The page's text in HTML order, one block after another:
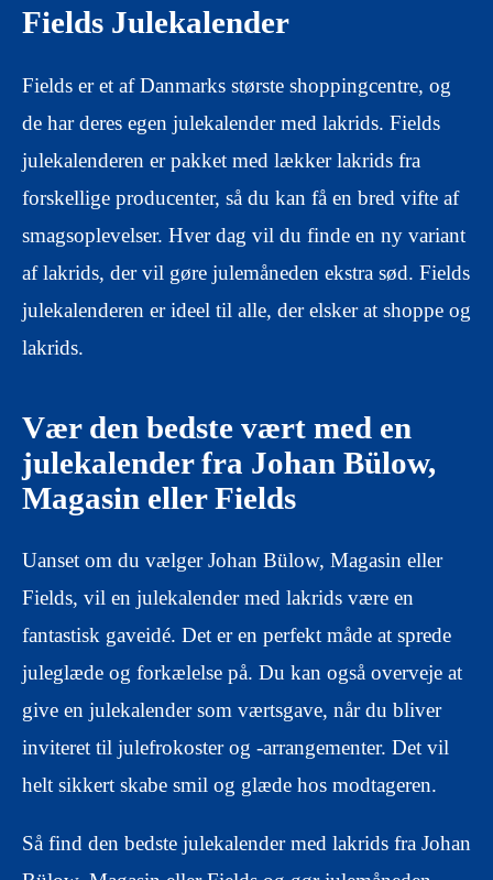
Fields Julekalender
Fields er et af Danmarks største shoppingcentre, og
de har deres egen julekalender med lakrids. Fields
julekalenderen er pakket med lækker lakrids fra
forskellige producenter, så du kan få en bred vifte af
smagsoplevelser. Hver dag vil du finde en ny variant
af lakrids, der vil gøre julemåneden ekstra sød. Fields
julekalenderen er ideel til alle, der elsker at shoppe og
lakrids.
Vær den bedste vært med en
julekalender fra Johan Bülow,
Magasin eller Fields
Uanset om du vælger Johan Bülow, Magasin eller
Fields, vil en julekalender med lakrids være en
fantastisk gaveidé. Det er en perfekt måde at sprede
juleglæde og forkælelse på. Du kan også overveje at
give en julekalender som værtsgave, når du bliver
inviteret til julefrokoster og -arrangementer. Det vil
helt sikkert skabe smil og glæde hos modtageren.
Så find den bedste julekalender med lakrids fra Johan